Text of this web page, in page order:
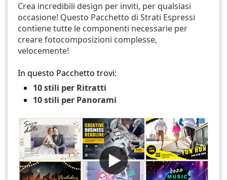
Crea incredibili design per inviti, per qualsiasi
occasione! Questo Pacchetto di Strati Espressi
contiene tutte le componenti necessarie per
creare fotocomposizioni complesse,
velocemente!
In questo Pacchetto trovi:
10 stili per Ritratti
10 stili per Panorami